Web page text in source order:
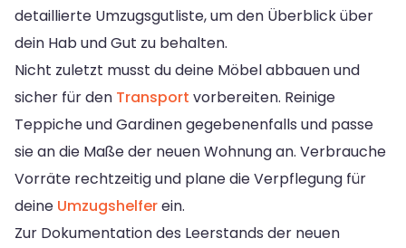
detaillierte Umzugsgutliste, um den Überblick über
dein Hab und Gut zu behalten.
Nicht zuletzt musst du deine Möbel abbauen und
sicher für den Transport vorbereiten. Reinige
Teppiche und Gardinen gegebenenfalls und passe
sie an die Maße der neuen Wohnung an. Verbrauche
Vorräte rechtzeitig und plane die Verpflegung für
deine Umzugshelferein.
Zur Dokumentation des Leerstands der neuen